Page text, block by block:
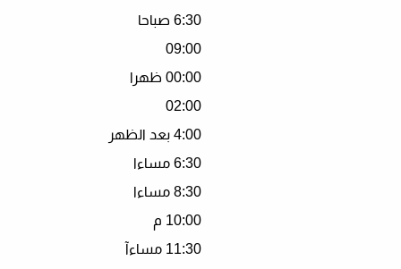
6:30 صباحا
09:00
00:00 ظهرا
02:00
4:00 بعد الظهر
6:30 مساءا
8:30 مساءا
10:00 م
11:30 مساءآ